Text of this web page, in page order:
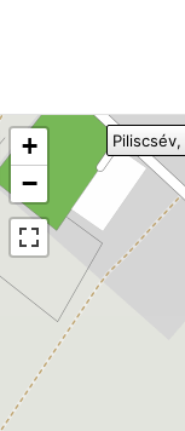
+
−
Piliscsév